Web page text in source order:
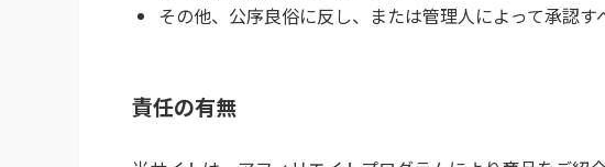
その他、公序良俗に反し、または管理人によって承認す
責任の有無